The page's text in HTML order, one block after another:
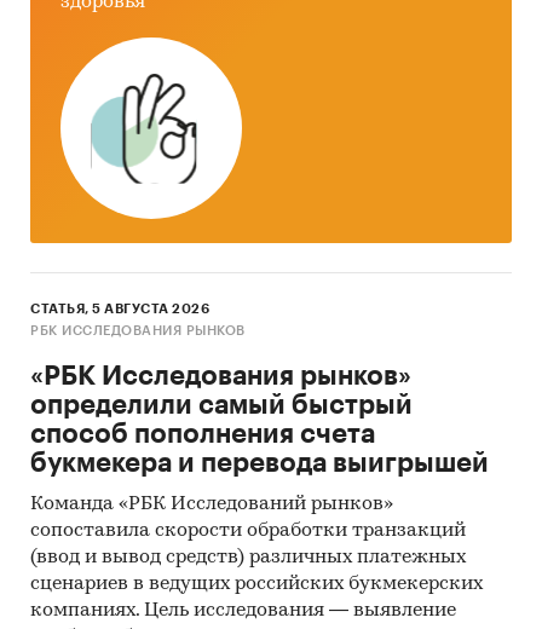
Монитор
При подготовке отчета использована
официальная статистика:
Федеральная служба государственной
статистики РФ
Федеральная таможенная служба РФ
Наряду с официальной статистикой в
отчете приведены результаты собственных
исследований BusinesStat:
Опрос пользователей компьютерной
техники
Аудит розничной торговли компьютерной
техникой
СТАТЬЯ, 5 АВГУСТА 2026
РБК ИССЛЕДОВАНИЯ РЫНКОВ
«РБК Исследования рынков»
определили самый быстрый
способ пополнения счета
букмекера и перевода выигрышей
Команда «РБК Исследований рынков»
сопоставила скорости обработки транзакций
(ввод и вывод средств) различных платежных
сценариев в ведущих российских букмекерских
компаниях. Цель исследования — выявление